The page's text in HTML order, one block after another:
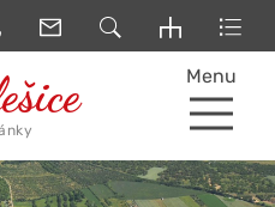
Menu